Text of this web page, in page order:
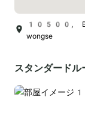
10500,
wongse
スタンダードル